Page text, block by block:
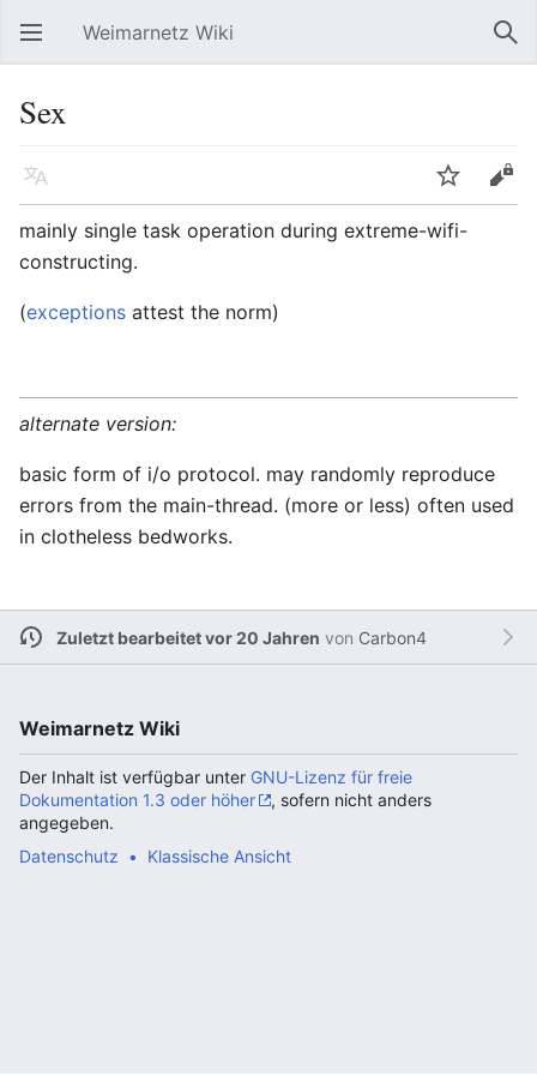
Hauptmenü öffnen Weimarnetz Wiki
Sex
Sprache Beobachten
Bearbeiten
mainly single task operation during extreme-wifi-
constructing.
(exceptions attest the norm)
alternate version:
basic form of i/o protocol. may randomly reproduce
errors from the main-thread. (more or less) often used
in clotheless bedworks.
Zuletzt bearbeitet vor 20 Jahren von Carbon4
Weimarnetz Wiki
Der Inhalt ist verfügbar unter GNU-Lizenz für freie
Dokumentation 1.3 oder höher
, sofern nicht anders
angegeben.
Datenschutz
Klassische Ansicht